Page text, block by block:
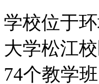
学校位于
大学松江
74个教学